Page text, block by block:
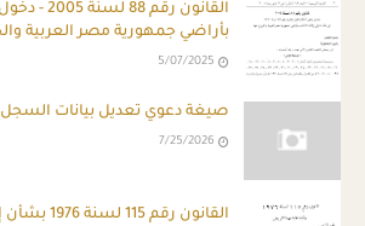
القانون رقم
بأراضي جمهورية مصر العربية
5/07/2025
صيغة دعوي تعديل بيانات السجل
7/25/2026
القانون رقم